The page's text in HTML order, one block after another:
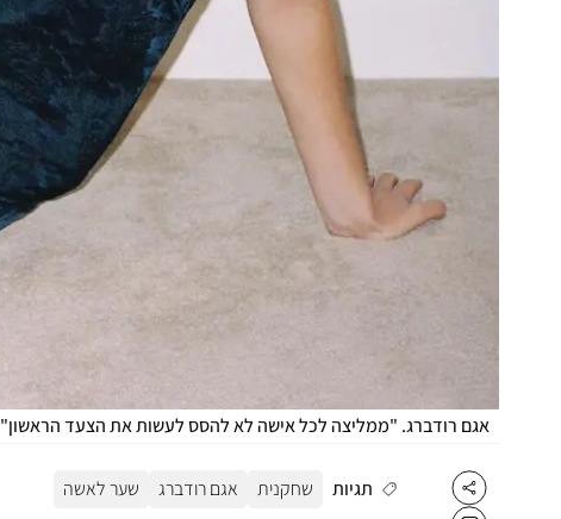
אגם רודברג. "ממליצה לכל אישה לא להסס לעשות את הצעד הראשון"
תגיות שחקנית אגם רודברג שער לאשה